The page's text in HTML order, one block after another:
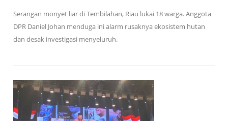
Serangan monyet liar di Tembilahan, Riau lukai 18 warga. Anggota
DPR Daniel Johan menduga ini alarm rusaknya ekosistem hutan
dan desak investigasi menyeluruh.